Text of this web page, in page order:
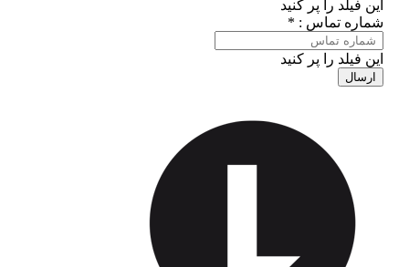
این فیلد را پر کنید
شماره تماس : *
این فیلد را پر کنید
ارسال